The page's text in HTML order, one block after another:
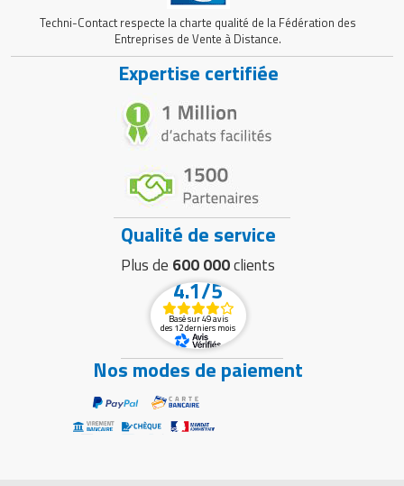
Techni-Contact respecte la charte qualité de la Fédération des
Entreprises de Vente à Distance.
Expertise certifiée
Qualité de service
Plus de 600 000clients
4.1/5
Basé sur 49 avis
des 12 derniers mois
Nos modes de paiement